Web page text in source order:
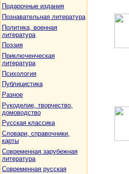
Подарочные издания
Познавательная литература
Политика, военная
литература
Поэзия
Приключенческая
литература
Психология
Публицистика
Разное
Рукоделие, творчество,
домоводство
Русская классика
Словари, справочники,
карты
Современная зарубежная
литература
Современная русская